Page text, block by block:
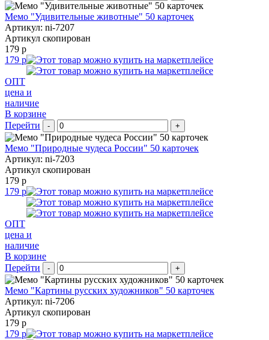
Мемо "Удивительные животные" 50 карточек
Артикул: ni-7207
Артикул скопирован
179 р
179 р
ОПТ
цена и
наличие
В корзине
Перейти
- +
Мемо "Природные чудеса России" 50 карточек
Артикул: ni-7203
Артикул скопирован
179 р
179 р
ОПТ
цена и
наличие
В корзине
Перейти
- +
Мемо "Картины русских художников" 50 карточек
Артикул: ni-7206
Артикул скопирован
179 р
179 р